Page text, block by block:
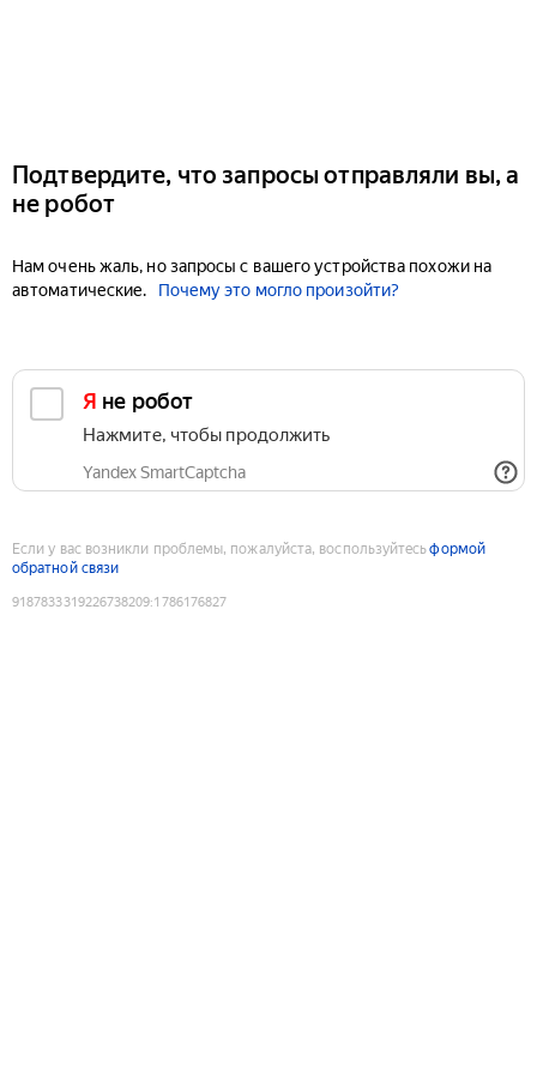
Подтвердите, что запросы отправляли вы, а
не робот
Нам очень жаль, но запросы с вашего устройства похожи на
автоматические.
Почему это могло произойти?
Я не робот
Нажмите, чтобы продолжить
Yandex SmartCaptcha
Если у вас возникли проблемы, пожалуйста, воспользуйтесьформой
обратной связи
9187833319226738209:1786176827